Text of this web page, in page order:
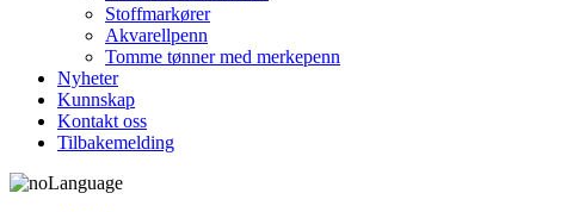
Stoffmarkører
Akvarellpenn
Tomme tønner med merkepenn
Nyheter
Kunnskap
Kontakt oss
Tilbakemelding
Language